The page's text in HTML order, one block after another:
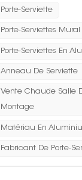
Porte-Serviette
Porte-Serviettes Mural
Porte-Serviettes En
Anneau De Serviette
Vente Chaude Salle
Montage
Matériau En
Fabricant De Porte-